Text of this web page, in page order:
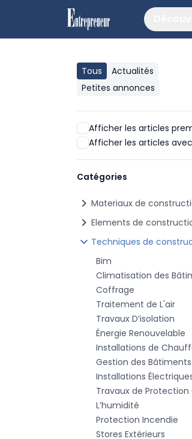
Tous
Actualités
Petites annonces
Afficher les articles
Afficher les articles
Catégories
chevron_right Materiaux de
chevron_right Elements de
chevron_right Techniques de
Bim
Climatisation des
Coffrage
Traitement de L'air
Travaux D’isolation
Énergie Renouvelable
Installations de
Gestion des Bâtiments
Installations
Travaux de Protection
L’humidité
Protection Incendie
Stores Extérieurs